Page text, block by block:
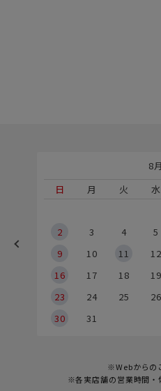
8月
日
月 火 水
2
3 4 5
9
10 11 12
16
17 18 19
23
24 25 26
30
31
※Webからの
※各実店舗の営業時間・